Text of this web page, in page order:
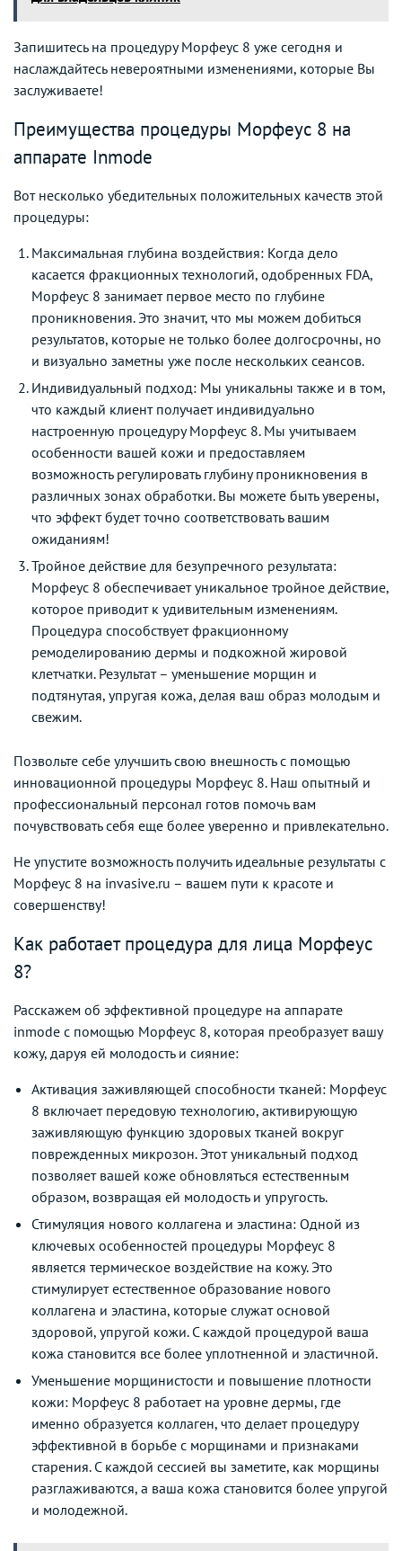
Запишитесь на процедуру Морфеус 8 уже сегодня и
наслаждайтесь невероятными изменениями, которые Вы
заслуживаете!
Преимущества процедуры Морфеус 8 на
аппарате Inmode
Вот несколько убедительных положительных качеств этой
процедуры:
Максимальная глубина воздействия: Когда дело
касается фракционных технологий, одобренных FDA,
Морфеус 8 занимает первое место по глубине
проникновения. Это значит, что мы можем добиться
результатов, которые не только более долгосрочны, но
и визуально заметны уже после нескольких сеансов.
Индивидуальный подход: Мы уникальны также и в том,
что каждый клиент получает индивидуально
настроенную процедуру Морфеус 8. Мы учитываем
особенности вашей кожи и предоставляем
возможность регулировать глубину проникновения в
различных зонах обработки. Вы можете быть уверены,
что эффект будет точно соответствовать вашим
ожиданиям!
Тройное действие для безупречного результата:
Морфеус 8 обеспечивает уникальное тройное действие,
которое приводит к удивительным изменениям.
Процедура способствует фракционному
ремоделированию дермы и подкожной жировой
клетчатки. Результат – уменьшение морщин и
подтянутая, упругая кожа, делая ваш образ молодым и
свежим.
Позвольте себе улучшить свою внешность с помощью
инновационной процедуры Морфеус 8. Наш опытный и
профессиональный персонал готов помочь вам
почувствовать себя еще более уверенно и привлекательно.
Не упустите возможность получить идеальные результаты с
Морфеус 8 на invasive.ru – вашем пути к красоте и
совершенству!
Как работает процедура для лица Морфеус
8?
Расскажем об эффективной процедуре на аппарате
inmode с помощью Морфеус 8, которая преобразует вашу
кожу, даруя ей молодость и сияние:
Активация заживляющей способности тканей: Морфеус
8 включает передовую технологию, активирующую
заживляющую функцию здоровых тканей вокруг
поврежденных микрозон. Этот уникальный подход
позволяет вашей коже обновляться естественным
образом, возвращая ей молодость и упругость.
Стимуляция нового коллагена и эластина: Одной из
ключевых особенностей процедуры Морфеус 8
является термическое воздействие на кожу. Это
стимулирует естественное образование нового
коллагена и эластина, которые служат основой
здоровой, упругой кожи. С каждой процедурой ваша
кожа становится все более уплотненной и эластичной.
Уменьшение морщинистости и повышение плотности
кожи: Морфеус 8 работает на уровне дермы, где
именно образуется коллаген, что делает процедуру
эффективной в борьбе с морщинами и признаками
старения. С каждой сессией вы заметите, как морщины
разглаживаются, а ваша кожа становится более упругой
и молодежной.